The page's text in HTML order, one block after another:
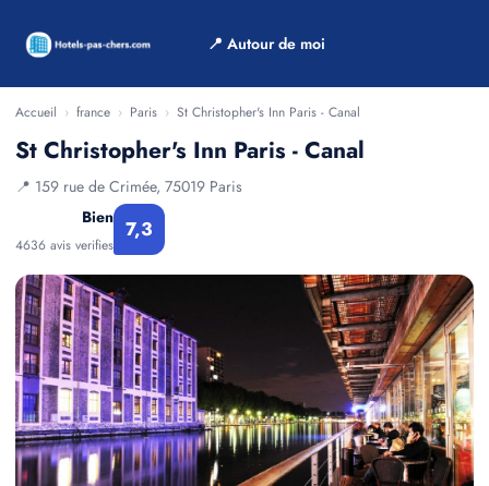
📍 Autour de moi
Accueil › france › Paris › St Christopher's Inn Paris - Canal
St Christopher's Inn Paris - Canal
📍 159 rue de Crimée, 75019 Paris
Bien
4636 avis verifies
7,3